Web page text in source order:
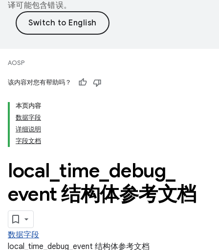
译可能包含错误。
AOSP
该内容对您有帮助吗？
本页内容
数据字段
详细说明
字段文档
local time debug
event 结构体参考文档
数据字段
local_time_debug_event 结构体参考文档